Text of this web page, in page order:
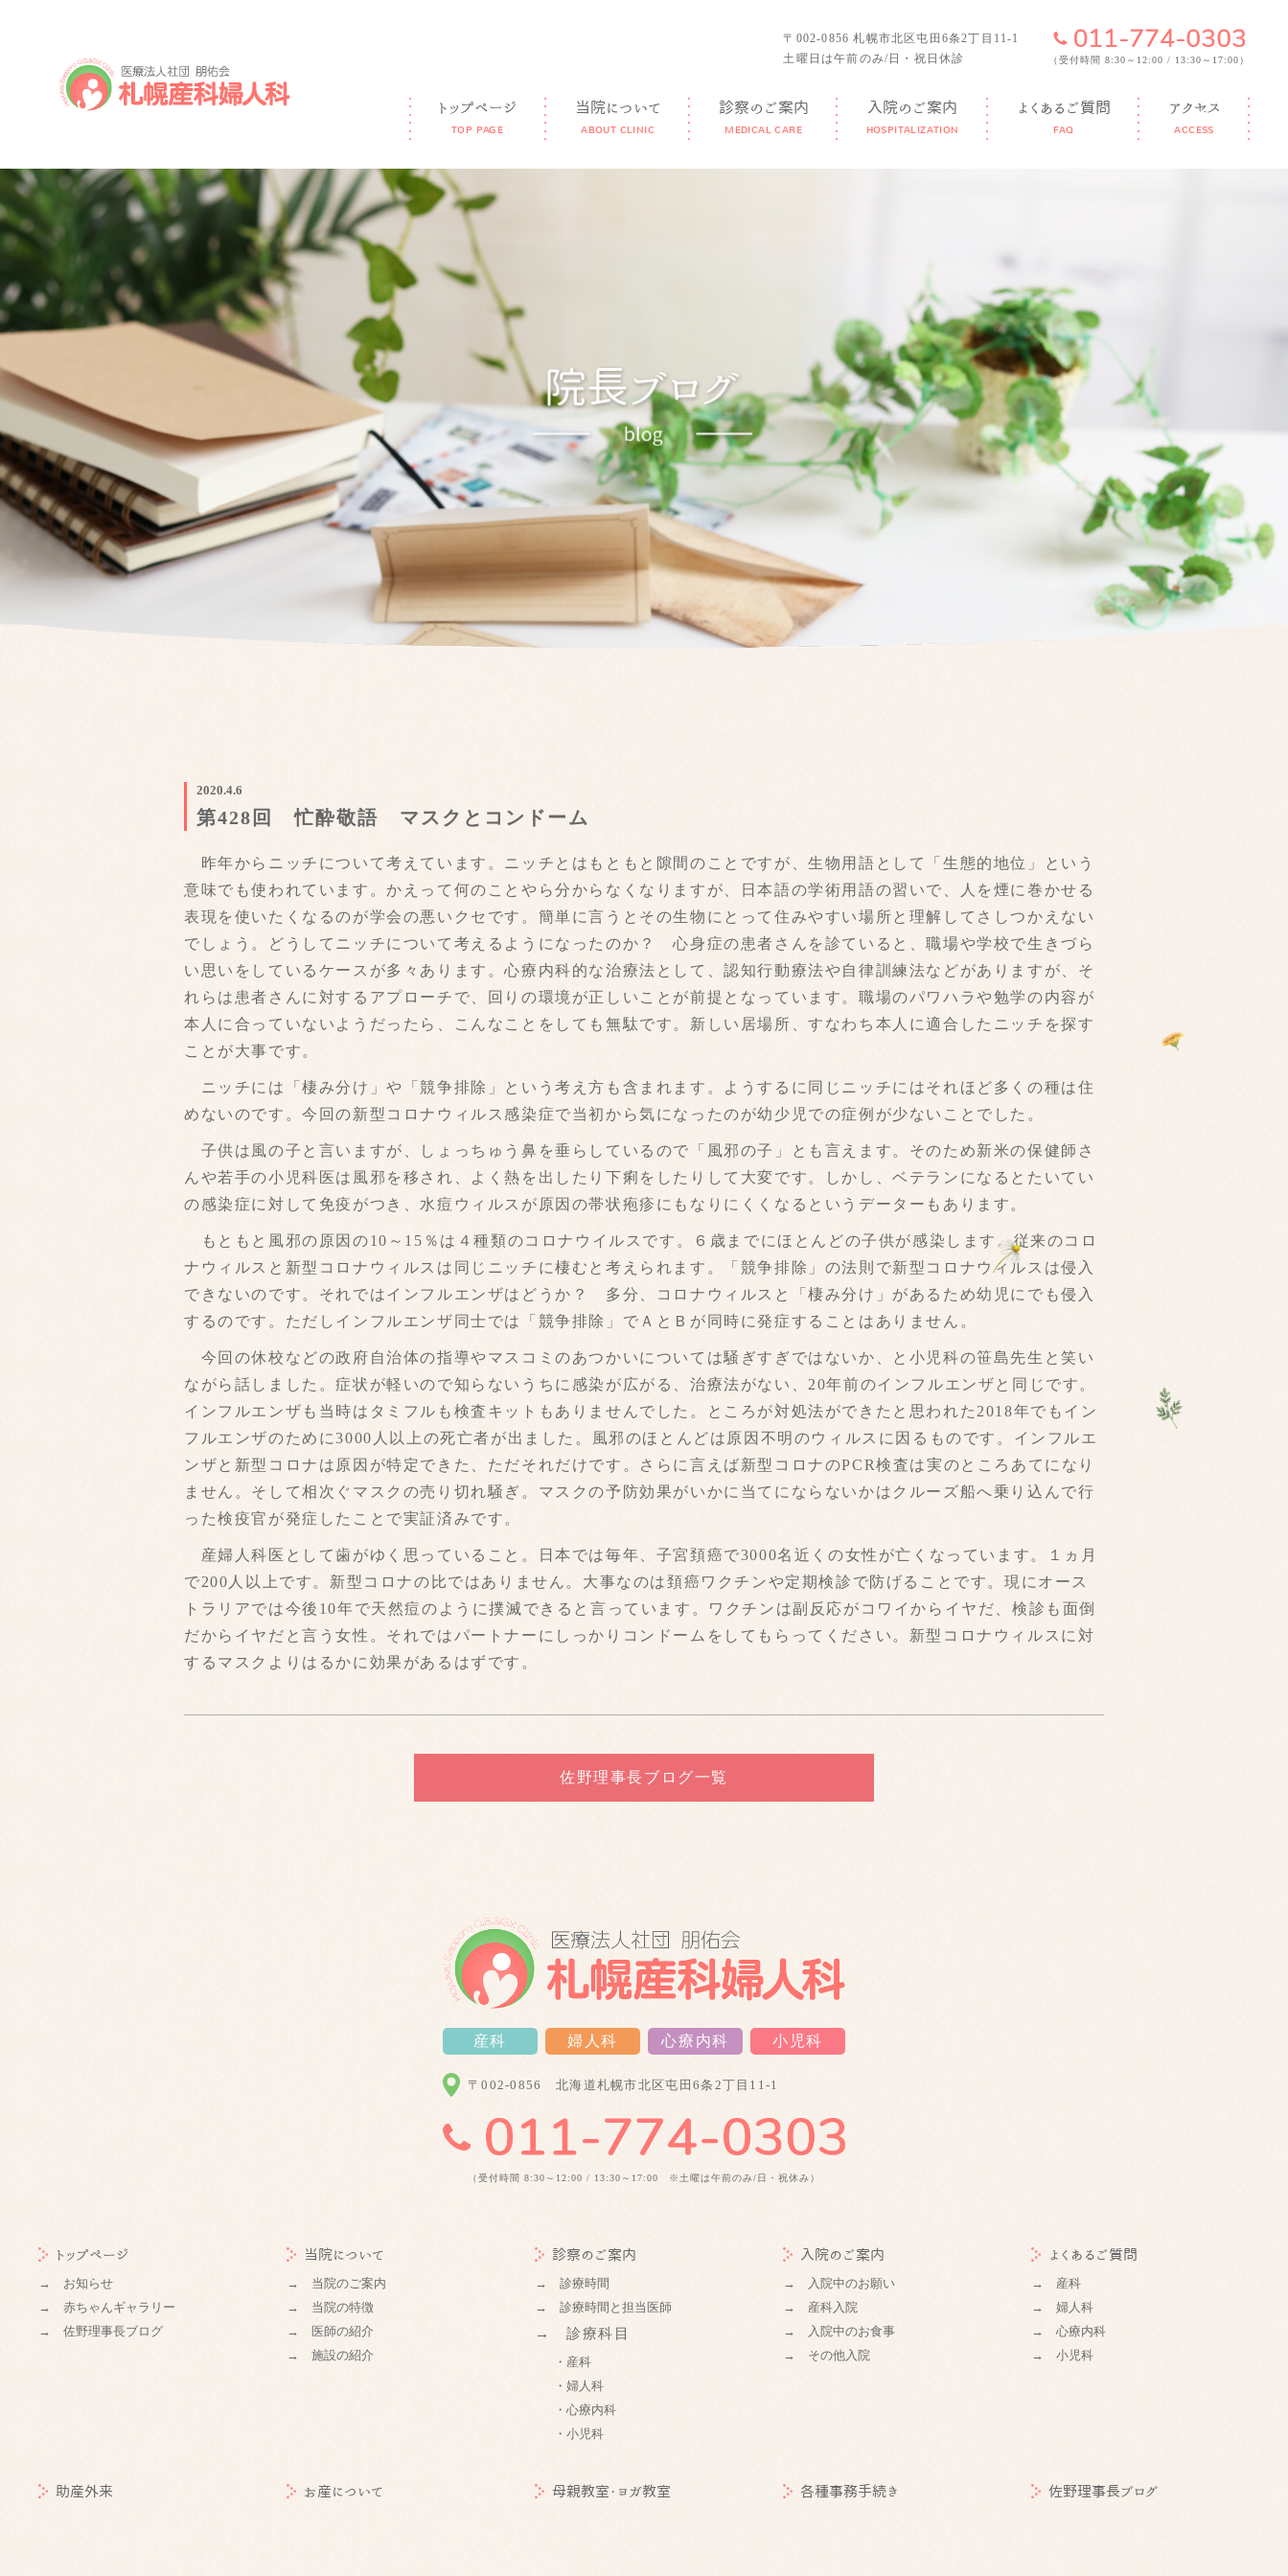
〒002-0856 札幌市北区屯田6条2丁目11-1
土曜日は午前のみ/日・祝日休診
（受付時間 8:30～12:00 / 13:30～17:00）
トップページ
TOP PAGE
当院について
ABOUT CLINIC
診察のご案内
MEDICAL CARE
入院のご案内
HOSPITALIZATION
よくあるご質問
FAQ
アクセス
ACCESS
2020.4.6
第428回 忙酔敬語 マスクとコンドーム
昨年からニッチについて考えています。ニッチとはもともと隙間のことですが、生物用語として「生態的地位」という
意味でも使われています。かえって何のことやら分からなくなりますが、日本語の学術用語の習いで、人を煙に巻かせる
表現を使いたくなるのが学会の悪いクセです。簡単に言うとその生物にとって住みやすい場所と理解してさしつかえない
でしょう。どうしてニッチについて考えるようになったのか？ 心身症の患者さんを診ていると、職場や学校で生きづら
い思いをしているケースが多々あります。心療内科的な治療法として、認知行動療法や自律訓練法などがありますが、そ
れらは患者さんに対するアプローチで、回りの環境が正しいことが前提となっています。職場のパワハラや勉学の内容が
本人に合っていないようだったら、こんなことをしても無駄です。新しい居場所、すなわち本人に適合したニッチを探す
ことが大事です。
ニッチには「棲み分け」や「競争排除」という考え方も含まれます。ようするに同じニッチにはそれほど多くの種は住
めないのです。今回の新型コロナウィルス感染症で当初から気になったのが幼少児での症例が少ないことでした。
子供は風の子と言いますが、しょっちゅう鼻を垂らしているので「風邪の子」とも言えます。そのため新米の保健師さ
んや若手の小児科医は風邪を移され、よく熱を出したり下痢をしたりして大変です。しかし、ベテランになるとたいてい
の感染症に対して免疫がつき、水痘ウィルスが原因の帯状疱疹にもなりにくくなるというデーターもあります。
もともと風邪の原因の10～15％は４種類のコロナウイルスです。６歳までにほとんどの子供が感染します。従来のコロ
ナウィルスと新型コロナウィルスは同じニッチに棲むと考えられます。「競争排除」の法則で新型コロナウィルスは侵入
できないのです。それではインフルエンザはどうか？ 多分、コロナウィルスと「棲み分け」があるため幼児にでも侵入
するのです。ただしインフルエンザ同士では「競争排除」でＡとＢが同時に発症することはありません。
今回の休校などの政府自治体の指導やマスコミのあつかいについては騒ぎすぎではないか、と小児科の笹島先生と笑い
ながら話しました。症状が軽いので知らないうちに感染が広がる、治療法がない、20年前のインフルエンザと同じです。
インフルエンザも当時はタミフルも検査キットもありませんでした。ところが対処法ができたと思われた2018年でもイン
フルエンザのために3000人以上の死亡者が出ました。風邪のほとんどは原因不明のウィルスに因るものです。インフルエ
ンザと新型コロナは原因が特定できた、ただそれだけです。さらに言えば新型コロナのPCR検査は実のところあてになり
ません。そして相次ぐマスクの売り切れ騒ぎ。マスクの予防効果がいかに当てにならないかはクルーズ船へ乗り込んで行
った検疫官が発症したことで実証済みです。
産婦人科医として歯がゆく思っていること。日本では毎年、子宮頚癌で3000名近くの女性が亡くなっています。１ヵ月
で200人以上です。新型コロナの比ではありません。大事なのは頚癌ワクチンや定期検診で防げることです。現にオース
トラリアでは今後10年で天然痘のように撲滅できると言っています。ワクチンは副反応がコワイからイヤだ、検診も面倒
だからイヤだと言う女性。それではパートナーにしっかりコンドームをしてもらってください。新型コロナウィルスに対
するマスクよりはるかに効果があるはずです。
佐野理事長ブログ一覧
産科 婦人科 心療内科 小児科
〒002-0856 北海道札幌市北区屯田6条2丁目11-1
（受付時間 8:30～12:00 / 13:30～17:00 ※土曜は午前のみ/日・祝休み）
トップページ
→ お知らせ
→ 赤ちゃんギャラリー
→ 佐野理事長ブログ
当院について
→ 当院のご案内
→ 当院の特徴
→ 医師の紹介
→ 施設の紹介
診察のご案内
→ 診療時間
→ 診療時間と担当医師
→ 診療科目
・産科
・婦人科
・心療内科
・小児科
入院のご案内
→ 入院中のお願い
→ 産科入院
→ 入院中のお食事
→ その他入院
よくあるご質問
→ 産科
→ 婦人科
→ 心療内科
→ 小児科
助産外来 お産について 母親教室・ヨガ教室 各種事務手続き 佐野理事長ブログ